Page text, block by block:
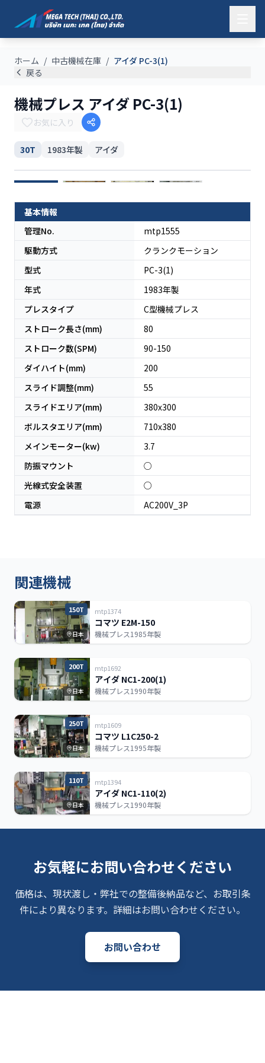
ホーム / 中古機械在庫 / アイダ PC-3(1)
戻る
機械プレス アイダ PC-3(1)
お気に入り
30T 1983年製 アイダ
基本情報
管理No.
mtp1555
駆動方式
クランクモーション
型式
PC-3(1)
年式
1983年製
プレスタイプ
C型機械プレス
ストローク長さ(mm)
80
ストローク数(SPM)
90-150
ダイハイト(mm)
200
スライド調整(mm)
55
スライドエリア(mm)
380x300
ボルスタエリア(mm)
710x380
メインモーター(kw)
3.7
防振マウント
○
光線式安全装置
○
電源
AC200V_3P
関連機械
150T
日本
mtp1374
コマツ E2M-150
機械プレス1985年製
200T
日本
mtp1692
アイダ NC1-200(1)
機械プレス1990年製
250T
日本
mtp1609
コマツ L1C250-2
機械プレス1995年製
110T
日本
mtp1394
アイダ NC1-110(2)
機械プレス1990年製
お気軽にお問い合わせください
価格は、現状渡し・弊社での整備後納品など、お取引条
件により異なります。詳細はお問い合わせください。
お問い合わせ